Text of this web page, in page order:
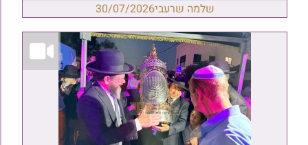
שלמה שרעבי30/07/2026